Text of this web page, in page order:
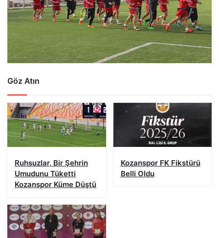
Göz Atın
Ruhsuzlar, Bir Şehrin
Umudunu Tüketti
Kozanspor Küme Düştü
Kozanspor FK Fikstürü
Belli Oldu